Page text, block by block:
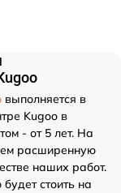
выполняется в
Kugoo в
- от 5 лет. На
расширенную
наших работ.
стоить на